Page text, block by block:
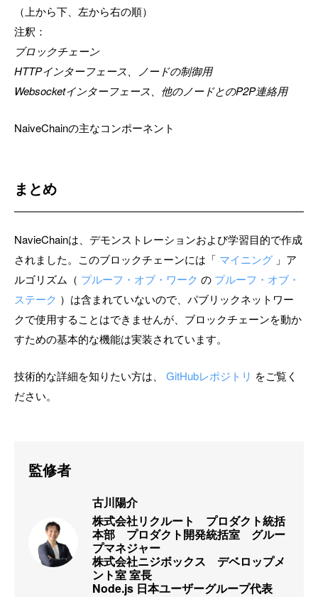
（上から下、左から右の順）
注釈：
ブロックチェーン
HTTPインターフェース、ノードの制御用
Websocketインターフェース、他のノードとのP2P連絡用
NaiveChainの主なコンポーネント
まとめ
NavieChainは、デモンストレーションおよび学習目的で作成
されました。このブロックチェーンには「 マイニング 」ア
ルゴリズム（ プルーフ・オブ・ワーク の プルーフ・オブ・
ステーク ）は含まれていないので、パブリックネットワー
クで使用することはできませんが、ブロックチェーンを動か
すための基本的な機能は実装されています。
技術的な詳細を知りたい方は、 GitHubレポジトリ をご覧く
ださい。
監修者
古川陽介
株式会社リクルート　プロダクト統括
本部　プロダクト開発統括室　グルー
プマネジャー
株式会社ニジボックス　デベロップメ
ント室 室長
Node.js 日本ユーザーグループ代表